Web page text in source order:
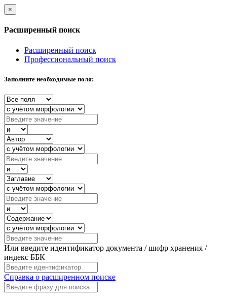
×
Расширенный поиск
Расширенный поиск
Профессиональный поиск
Заполните необходимые поля:
Или введите идентификатор документа / шифр хранения /
индекс ББК
Справка о расширенном поиске